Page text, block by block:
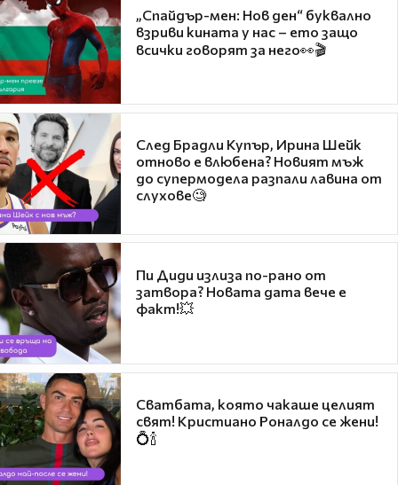
„Спайдър-мен: Нов ден“ буквално
взриви кината у нас – ето защо
всички говорят за него👀🎬
След Брадли Купър, Ирина Шейк
отново е влюбена? Новият мъж
до супермодела разпали лавина от
слухове🧐
Пи Диди излиза по-рано от
затвора? Новата дата вече е
факт!💥
Сватбата, която чакаше целият
свят! Кристиано Роналдо се жени!
💍🍾